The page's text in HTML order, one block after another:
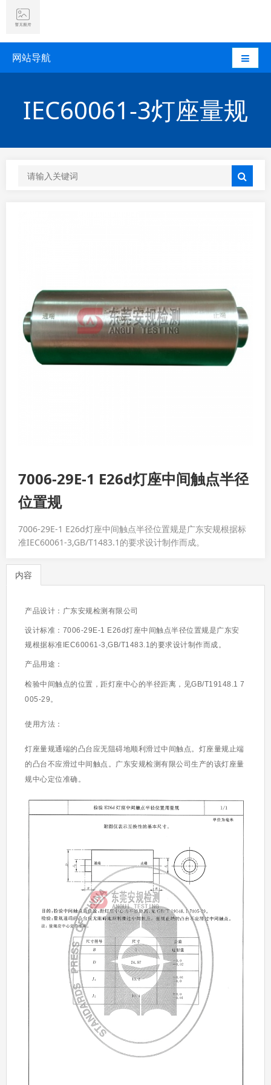
网站导航
IEC60061-3灯座量规
7006-29E-1 E26d灯座中间触点半径
位置规
7006-29E-1 E26d灯座中间触点半径位置规是广东安规根据标
准IEC60061-3,GB/T1483.1的要求设计制作而成。
内容
产品设计：广东安规检测有限公司
设计标准：7006-29E-1 E26d灯座中间触点半径位置规是广东安
规根据标准 IEC60061-3,GB/T1483.1的要求设计制作而成。
产品用途：
检验中间触点的位置，距灯座中心的半径距离，见GB/T19148.1 7
005-29。
使用方法：
灯座量规通端的凸台应无阻碍地顺利滑过中间触点。灯座量规止端
的凸台不应滑过中间触点。广东安规检测有限公司生产的该灯座量
规中心定位准确。